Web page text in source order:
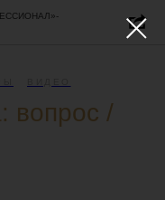
вопрос /